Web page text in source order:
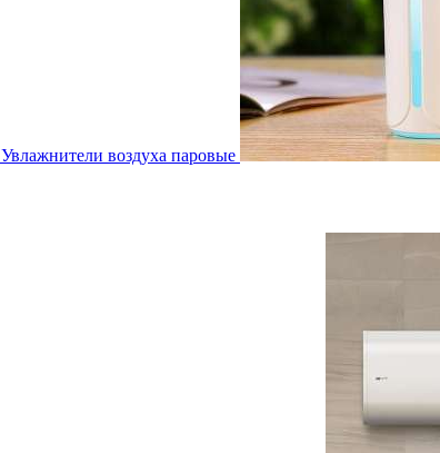
Увлажнители воздуха паровые